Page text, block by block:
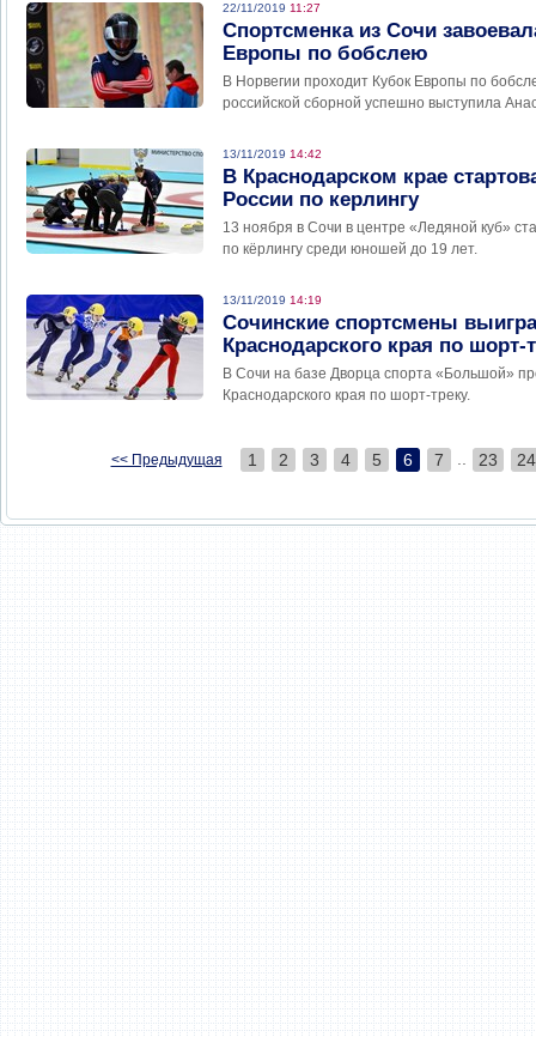
22/11/2019 11:27
Спортсменка из Сочи
Европы по бобслею
В Норвегии проходит Кубок Европы по
российской сборной успешно выступила
13/11/2019 14:42
В Краснодарском крае
России по керлингу
13 ноября в Сочи в центре «Ледяной куб»
по кёрлингу среди юношей до 19 лет.
13/11/2019 14:19
Сочинские спортсмены
Краснодарского края по шорт-
В Сочи на базе Дворца спорта «Большой»
Краснодарского края по шорт-треку.
<< Предыдущая 1 2 3 4 5 6 7 23 24